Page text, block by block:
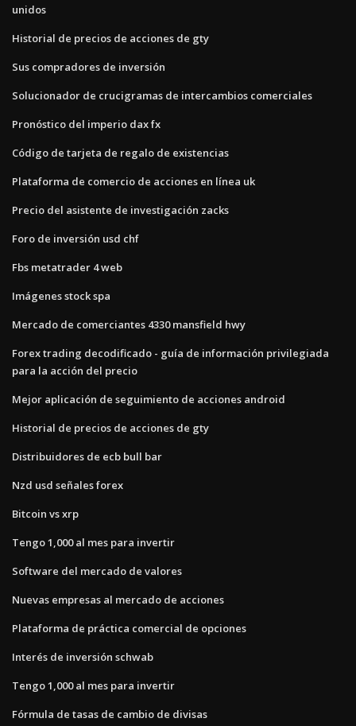
unidos
Historial de precios de acciones de gty
Sus compradores de inversión
Solucionador de crucigramas de intercambios comerciales
Pronóstico del imperio dax fx
Código de tarjeta de regalo de existencias
Plataforma de comercio de acciones en línea uk
Precio del asistente de investigación zacks
Foro de inversión usd chf
Fbs metatrader 4 web
Imágenes stock spa
Mercado de comerciantes 4330 mansfield hwy
Forex trading decodificado - guía de información privilegiada
para la acción del precio
Mejor aplicación de seguimiento de acciones android
Historial de precios de acciones de gty
Distribuidores de ecb bull bar
Nzd usd señales forex
Bitcoin vs xrp
Tengo 1,000 al mes para invertir
Software del mercado de valores
Nuevas empresas al mercado de acciones
Plataforma de práctica comercial de opciones
Interés de inversión schwab
Tengo 1,000 al mes para invertir
Fórmula de tasas de cambio de divisas